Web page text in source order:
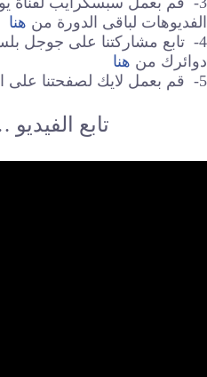
الفديوهات لباقى الدورة من هنا
4- تابع مشاركتنا على جوجل
دوائرك من هنا
5- قم بعمل لايك لصفحتنا على الفيس بوك من
تابع